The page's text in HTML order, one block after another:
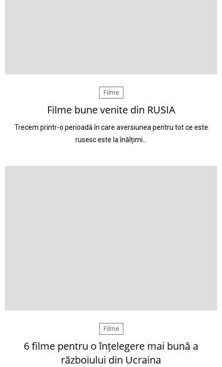
Filme
Filme bune venite din RUSIA
Trecem printr-o perioadă în care aversiunea pentru tot ce este
rusesc este la înălțimi…
Filme
6 filme pentru o înțelegere mai bună a
războiului din Ucraina